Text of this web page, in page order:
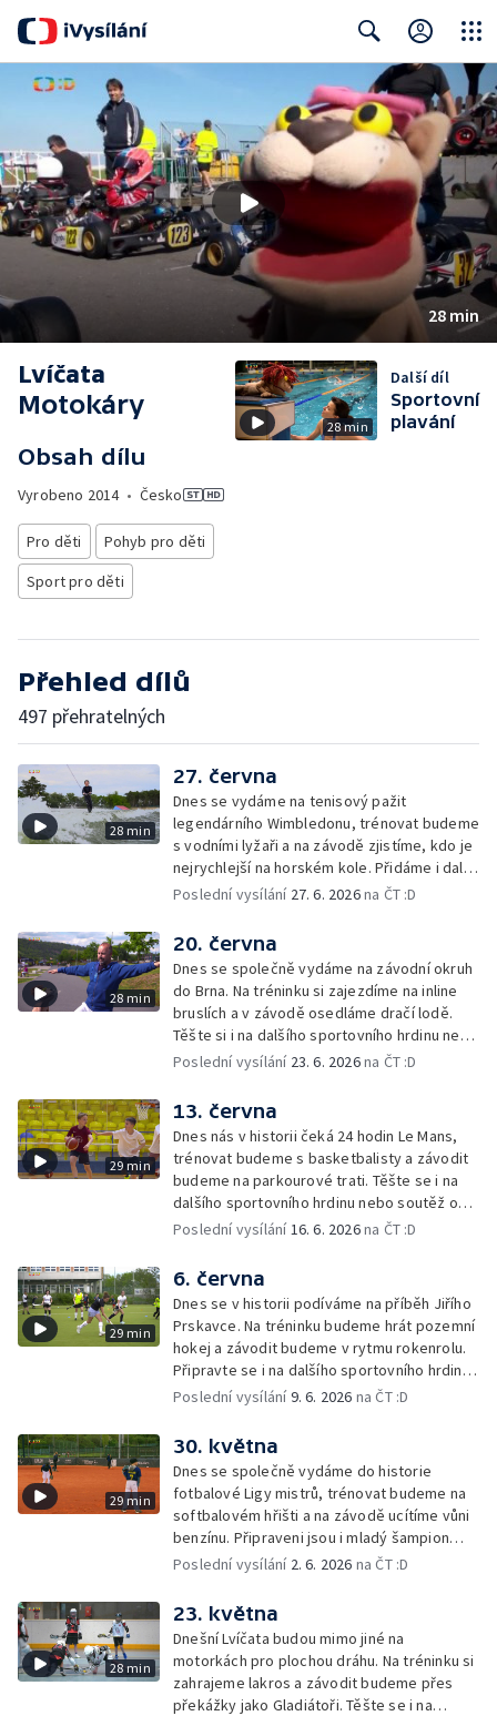
Search Close
28 min
Lvíčata
Motokáry
Obsah dílu
Vyrobeno 2014• Česko
Pro děti
Pohyb pro děti
Sport pro děti
28 min
Další díl
Sportovní
plavání
Přehled dílů
497 přehratelných
28 min
27. června
Dnes se vydáme na tenisový pažit
legendárního Wimbledonu, trénovat budeme
s vodními lyžaři a na závodě zjistíme, kdo je
nejrychlejší na horském kole. Přidáme i další
sportovní hrdiny nebo soutěž o cenu Lvíčat.
Poslední vysílání 27. 6. 2026na ČT :D
28 min
20. června
Dnes se společně vydáme na závodní okruh
do Brna. Na tréninku si zajezdíme na inline
bruslích a v závodě osedláme dračí lodě.
Těšte si i na dalšího sportovního hrdinu nebo
mladého šampiona.
Poslední vysílání 23. 6. 2026na ČT :D
29 min
13. června
Dnes nás v historii čeká 24 hodin Le Mans,
trénovat budeme s basketbalisty a závodit
budeme na parkourové trati. Těšte se i na
dalšího sportovního hrdinu nebo soutěž o
cenu Lvíčat.
Poslední vysílání16. 6. 2026na ČT :D
29 min
6. června
Dnes se v historii podíváme na příběh Jiřího
Prskavce. Na tréninku budeme hrát pozemní
hokej a závodit budeme v rytmu rokenrolu.
Připravte se i na dalšího sportovního hrdinu
nebo mladého šampiona.
Poslední vysílání9. 6. 2026 na ČT :D
29 min
30. května
Dnes se společně vydáme do historie
fotbalové Ligy mistrů, trénovat budeme na
softbalovém hřišti a na závodě ucítíme vůni
benzínu. Připraveni jsou i mladý šampion
nebo sportovní hrdina.
Poslední vysílání 2. 6. 2026 na ČT :D
28 min
23. května
Dnešní Lvíčata budou mimo jiné na
motorkách pro plochou dráhu. Na tréninku si
zahrajeme lakros a závodit budeme přes
překážky jako Gladiátoři. Těšte se i na